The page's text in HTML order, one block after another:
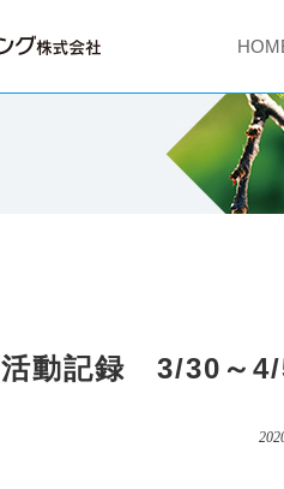
活動記録 3/30～4/